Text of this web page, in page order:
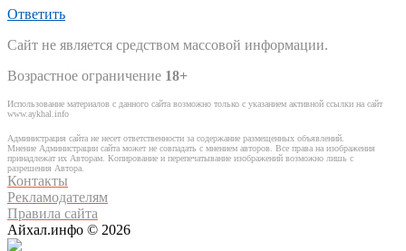
Ответить
Сайт не является средством массовой информации.
Возрастное ограничение 18+
Использование материалов с данного сайта возможно только с указанием активной ссылки на сайт
www.aykhal.info
Администрация сайта не несет ответственности за содержание размещенных объявлений.
Мнение Администрации сайта может не совпадать с мнением авторов. Все права на изображения
принадлежат их Авторам. Копирование и перепечатывание изображений возможно лишь с
разрешения Автора.
Контакты
Рекламодателям
Правила сайта
Айхал.инфо © 2026